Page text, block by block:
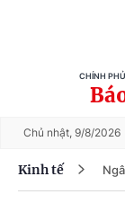
CHÍNH
Chủ nhật, 9/8/2026
Kinh tế